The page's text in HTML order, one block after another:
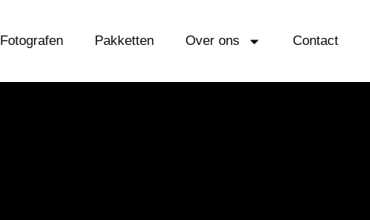
Fotografen Pakketten Over ons Contact